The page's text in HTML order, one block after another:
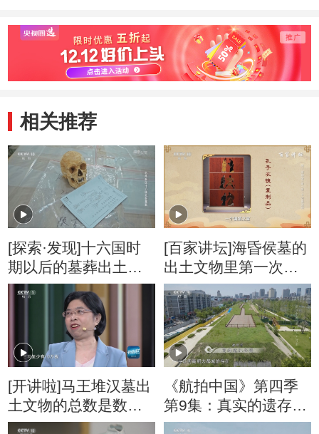
相关推荐
[探索·发现]十六国时
期以后的墓葬出土文
物少之又少 有何原因
[百家讲坛]海昏侯墓的
出土文物里第一次出
现了孔子的形象
[开讲啦]马王堆汉墓出
土文物的总数是数以
万计
《航拍中国》第四季
第9集：真实的遗存哪
怕不完整 也能够帮助